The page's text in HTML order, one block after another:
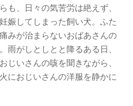
も、日々の気苦労は絶えず、
娠してしまった飼い犬。ふた
みが治まらないおばあさんの
雨がしとしとと降るある日、
じいさんの咳を聞きながら、
におじいさんの洋服を静かに